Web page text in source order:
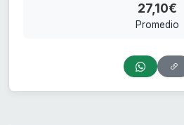
27,10€
Promedio